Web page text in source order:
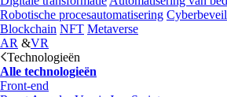
Robotische procesautomatisering
Blockchain NFT Metaverse
AR &VR
Technologieën
Alle technologieën
Front-end